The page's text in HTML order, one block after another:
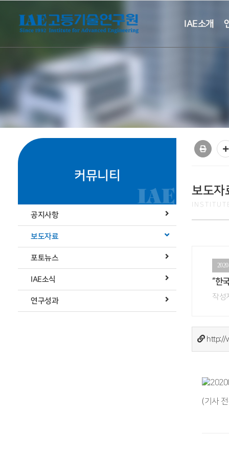
IAE소개
커뮤니티
공지사항
보도자료
포토뉴스
IAE소식
연구성과
보도자
“한
작
http://
(기사